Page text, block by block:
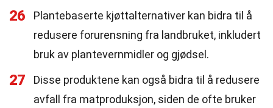
26
Plantebaserte kjøttalternativer kan bidra til å
redusere forurensning fra landbruket, inkludert
bruk av plantevernmidler og gjødsel.
27
Disse produktene kan også bidra til å redusere
avfall fra matproduksjon, siden de ofte bruker